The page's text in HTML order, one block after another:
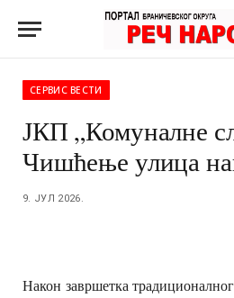
СЕРВИС ВЕСТИ
ЈКП „Комуналне
Чишћење улица
9. ЈУЛ 2026.
Након завршетка